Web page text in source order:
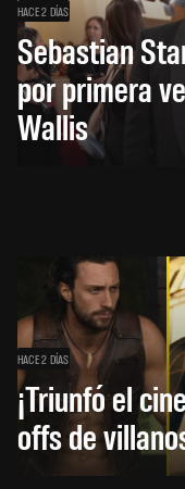
HACE 2 DÍAS
Sebastian
por primera
Wallis
HACE 2 DÍAS
¡Triunfó el
offs de